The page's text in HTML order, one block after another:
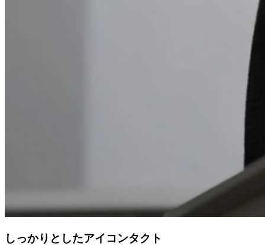
しっかりとしたアイコンタクト